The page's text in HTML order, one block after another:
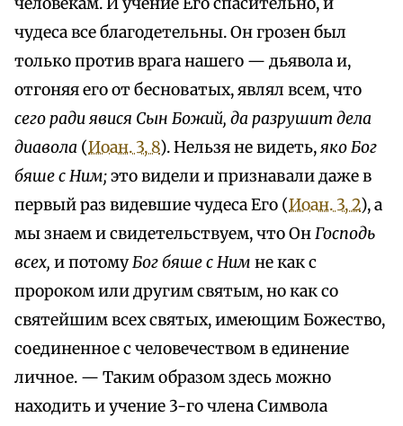
чудеса все благодетельны. Он грозен был
только против врага нашего — дьявола и,
отгоняя его от бесноватых, являл всем, что
сего ради явися Сын Божий, да разрушит дела
диавола (Иоан. 3, 8). Нельзя не видеть,яко Бог
бяше с Ним;это видели и признавали даже в
первый раз видевшие чудеса Его (Иоан. 3, 2), а
мы знаем и свидетельствуем, что ОнГосподь
всех, и потомуБог бяше с Ним не как с
пророком или другим святым, но как со
святейшим всех святых, имеющим Божество,
соединенное с человечеством в единение
личное. — Таким образом здесь можно
находить и учение 3-го члена Символа